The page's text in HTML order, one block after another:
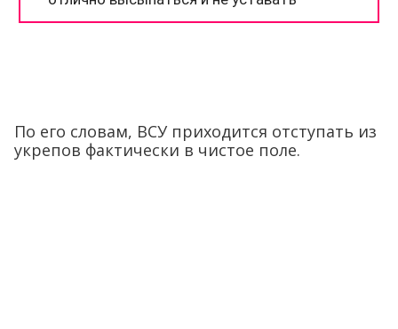
По его словам, ВСУ приходится отступать из
укрепов фактически в чистое поле.